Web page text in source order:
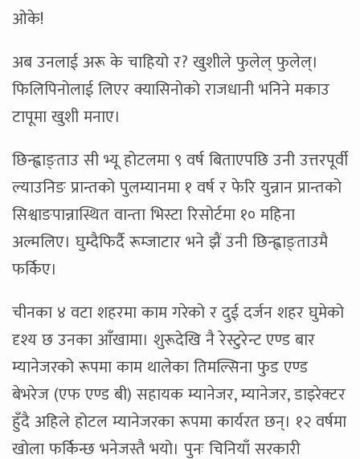
ओके!
अब उनलाई अरू के चाहियो र? खुशीले फुलेल् फुलेल्।
फिलिपिनोलाई लिएर क्यासिनोको राजधानी भनिने मकाउ
टापूमा खुशी मनाए।
छिन्ह्वाङ्ताउ सी भ्यू होटलमा ९ वर्ष बिताएपछि उनी उत्तरपूर्वी
ल्याउनिङ प्रान्तको पुलम्यानमा १ वर्ष र फेरि युन्नान प्रान्तको
सिश्वाङपान्नास्थित वान्ता भिस्टा रिसोर्टमा १० महिना
अल्मलिए। घुम्दैफिर्दै रूम्जाटार भने झैं उनी छिन्ह्वाङ्ताउमै
फर्किए।
चीनका ४ वटा शहरमा काम गरेको र दुई दर्जन शहर घुमेको
दृश्य छ उनका आँखामा। शुरूदेखि नै रेस्टुरेन्ट एण्ड बार
म्यानेजरको रूपमा काम थालेका तिमल्सिना फुड एण्ड
बेभरेज (एफ एण्ड बी) सहायक म्यानेजर, म्यानेजर, डाइरेक्टर
हुँदै अहिले होटल म्यानेजरका रूपमा कार्यरत छन्। १२ वर्षमा
खोला फर्किन्छ भनेजस्तै भयो। पुनः चिनियाँ सरकारी